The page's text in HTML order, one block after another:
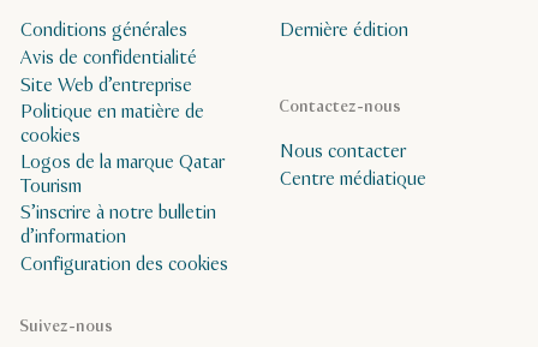
Dernière édition
Suivez-nous
Contactez-nous
Nous contacter
Centre médiatique
Conditions générales
Avis de confidentialité
Site Web d’entreprise
Politique en matière de
cookies
Logos de la marque Qatar
Tourism
S’inscrire à notre bulletin
d’information
Configuration des cookies